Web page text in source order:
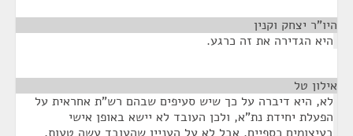
היו"ר יצחק וקנין
היא הגדירה את זה כרגע.
אילון טל
לא, היא דיברה על כך שיש סעיפים שבהם רש"ת אחראית על
הפעלת יחידת נת"א, ולכן העובד לא יישא באופן אישי